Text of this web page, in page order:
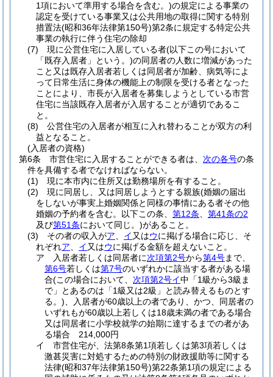
1項において準用する場合を含む。)の規定による事業の
認定を受けている事業又は公共用地の取得に関する特別
措置法(昭和36年法律第150号)第2条に規定する特定公共
事業の執行に伴う住宅の除却
(7)
現に公営住宅に入居している者(以下この号において
「既存入居者」という。)の同居者の人数に増減があった
こと又は既存入居者若しくは同居者が加齢、病気等によ
って日常生活に身体の機能上の制限を受ける者となった
ことにより、市長が入居者を募集しようとしている市営
住宅に当該既存入居者が入居することが適切であるこ
と。
(8)
公営住宅の入居者が相互に入れ替わることが双方の利
益となること。
(入居者の資格)
第6条
市営住宅に入居することができる者は、 次の各号の条
件を具備する者でなければならない。
(1)
現に本市内に住所又は勤務場所を有すること。
(2)
現に同居し、又は同居しようとする親族(婚姻の届出
をしないが事実上婚姻関係と同様の事情にある者その他
婚姻の予約者を含む。以下この条、 第12条
第41条の2
及び第51条において同じ。)があること。
(3)
その者の収入がア イ 又はウに掲げる場合に応じ、そ
れぞれア イ 又はウに掲げる金額を超えないこと。
ア
入居者若しくは同居者に次項第2号から第4号まで、
第6号若しくは第7号のいずれかに該当する者がある場
合(この場合において、 次項第2号イ中「1級から3級ま
で」とあるのは「1級又は2級」と読み替えるものとす
る。) 、入居者が60歳以上の者であり、かつ、同居者の
いずれもが60歳以上若しくは18歳未満の者である場合
又は同居者に小学校就学の始期に達するまでの者があ
る場合 214,000円
イ
市営住宅が、法第8条第1項若しくは第3項若しくは
激甚災害に対処するための特別の財政援助等に関する
法律(昭和37年法律第150号)第22条第1項の規定による